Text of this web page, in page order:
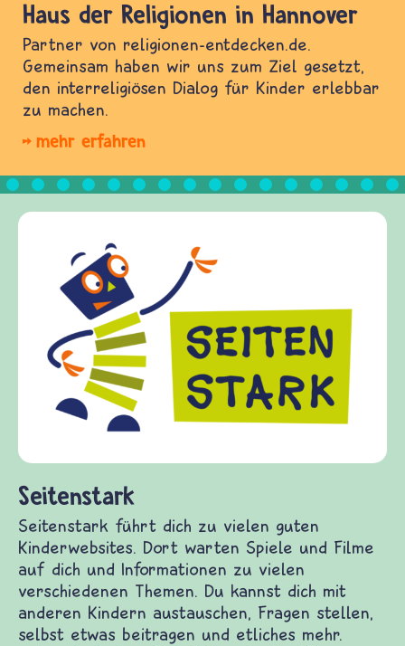
Haus der Religionen in Hannover
Partner von religionen-entdecken.de.
Gemeinsam haben wir uns zum Ziel gesetzt,
den interreligiösen Dialog für Kinder erlebbar
zu machen.
mehr erfahren
Frieden Fragen
frieden-fragen.de ist ein Internet-Angebot für
Kinder, Eltern und ErzieherInnen das zu
Fragen von Krieg und Frieden, Streit und
Gewalt informiert und einen Austausch zu
diesem Themenbereich ermöglicht. frieden-
fragen.de bietet Antworten auf wichtige
und Frieden, Streit und Gewalt.